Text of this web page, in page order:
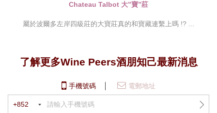
Chateau Talbot 大”寶”莊
屬於波爾多左岸四級莊的大寶莊真的和寶藏連繫上嗎 !? ...
了解更多Wine Peers酒朋知己最新消息
手機號碼 電郵地址
+852